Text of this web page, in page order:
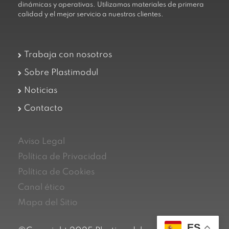
dinámicas y operativas. Utilizamos materiales de primera
calidad y el mejor servicio a nuestros clientes.
Trabaja con nosotros
Sobre Plastimodul
Noticias
Contacto
Aviso Legal
Política de Privacidad
Política de Cookies
Canal ético
Mapa del Sitio